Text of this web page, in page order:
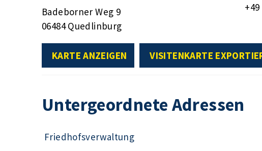
Badeborner Weg 9
06484 Quedlinburg
+49
KARTE ANZEIGEN VISITENKARTE
Untergeordnete Adressen
Friedhofsverwaltung